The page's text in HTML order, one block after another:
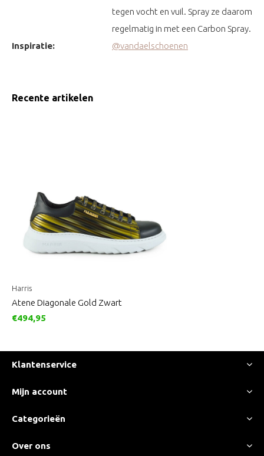
tegen vocht en vuil. Spray ze daarom
regelmatig in met een Carbon Spray.
Inspiratie:
@vandaelschoenen
Recente artikelen
Harris
Atene Diagonale Gold Zwart
€494,95
Klantenservice
Mijn account
Categorieën
Over ons